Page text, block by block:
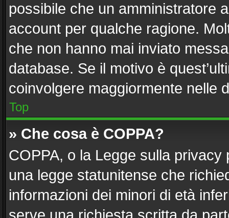
possibile che un amministratore
account per qualche ragione.
che non hanno mai inviato
database. Se il motivo è
coinvolgere maggiormente nelle
Top
» Che cosa è COPPA?
COPPA, o la Legge sulla
una legge statunitense che
informazioni dei minori di età